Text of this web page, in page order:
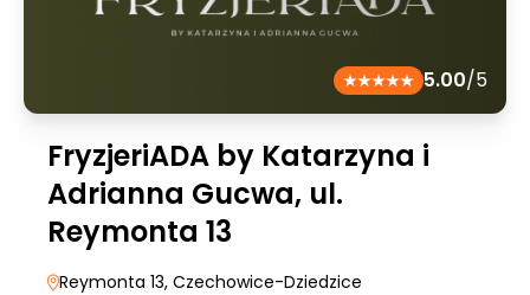
5.00/5
FryzjeriADA by Katarzyna i
Adrianna Gucwa, ul.
Reymonta 13
Reymonta 13, Czechowice-Dziedzice